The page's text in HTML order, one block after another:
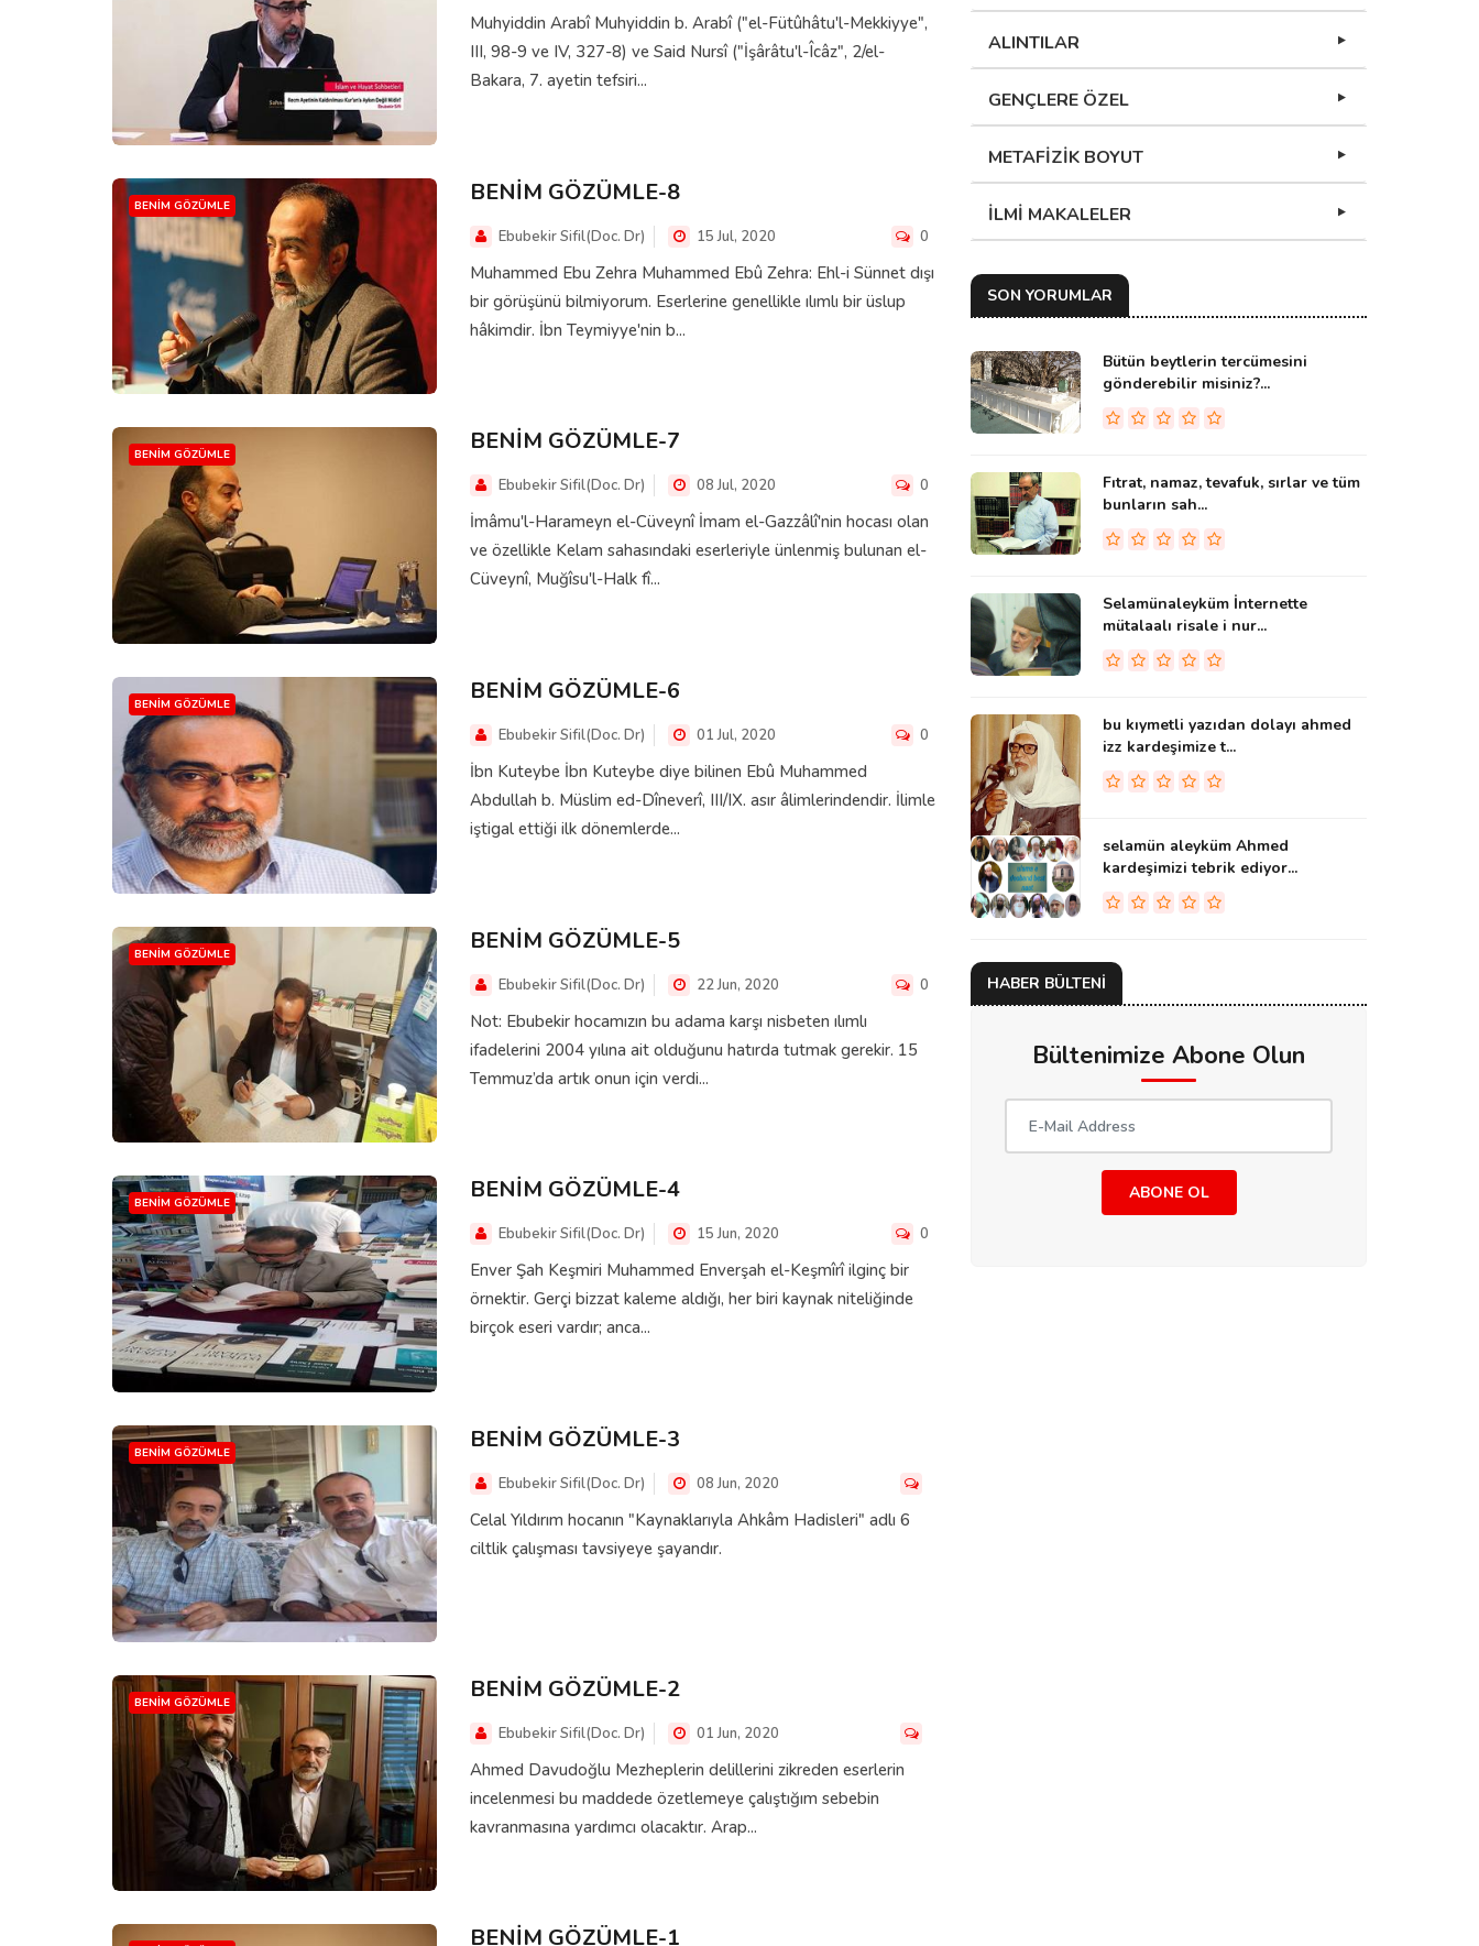
Muhyiddin Arabî Muhyiddin b. Arabî ("el-Fütûhâtu'l-Mekkiyye",
III, 98-9 ve IV, 327-8) ve Said Nursî ("İşârâtu'l-Îcâz", 2/el-
Bakara, 7. ayetin tefsiri...
BENIM GÖZÜMLE BENİM GÖZÜMLE-8
Ebubekir Sifil(Doc. Dr) 15 Jul, 2020 0
Muhammed Ebu Zehra Muhammed Ebû Zehra: Ehl-i Sünnet dışı
bir görüşünü bilmiyorum. Eserlerine genellikle ılımlı bir üslup
hâkimdir. İbn Teymiyye'nin b...
BENIM GÖZÜMLE BENİM GÖZÜMLE-7
Ebubekir Sifil(Doc. Dr) 08 Jul, 2020 0
İmâmu'l-Harameyn el-Cüveynî İmam el-Gazzâlî'nin hocası olan
ve özellikle Kelam sahasındaki eserleriyle ünlenmiş bulunan el-
Cüveynî, Muğîsu'l-Halk fî...
BENIM GÖZÜMLE BENİM GÖZÜMLE-6
Ebubekir Sifil(Doc. Dr) 01 Jul, 2020 0
İbn Kuteybe İbn Kuteybe diye bilinen Ebû Muhammed
Abdullah b. Müslim ed-Dîneverî, III/IX. asır âlimlerindendir. İlimle
iştigal ettiği ilk dönemlerde...
BENIM GÖZÜMLE BENİM GÖZÜMLE-5
Ebubekir Sifil(Doc. Dr) 22 Jun, 2020 0
Not: Ebubekir hocamızın bu adama karşı nisbeten ılımlı
ifadelerini 2004 yılına ait olduğunu hatırda tutmak gerekir. 15
Temmuz’da artık onun için verdi...
BENIM GÖZÜMLE BENİM GÖZÜMLE-4
Ebubekir Sifil(Doc. Dr) 15 Jun, 2020 0
Enver Şah Keşmiri Muhammed Enverşah el-Keşmîrî ilginç bir
örnektir. Gerçi bizzat kaleme aldığı, her biri kaynak niteliğinde
birçok eseri vardır; anca...
BENIM GÖZÜMLE BENİM GÖZÜMLE-3
Ebubekir Sifil(Doc. Dr) 08 Jun, 2020
Celal Yıldırım hocanın "Kaynaklarıyla Ahkâm Hadisleri" adlı 6
ciltlik çalışması tavsiyeye şayandır.
BENIM GÖZÜMLE BENİM GÖZÜMLE-2
Ebubekir Sifil(Doc. Dr) 01 Jun, 2020
Ahmed Davudoğlu Mezheplerin delillerini zikreden eserlerin
incelenmesi bu maddede özetlemeye çalıştığım sebebin
kavranmasına yardımcı olacaktır. Arap...
BENİM GÖZÜMLE-1
ALINTILAR
GENÇLERE ÖZEL
METAFİZİK BOYUT
İLMİ MAKALELER
SON YORUMLAR
Bütün beytlerin tercümesini
gönderebilir misiniz?...
Fıtrat, namaz, tevafuk, sırlar ve tüm
bunların sah...
Selamünaleyküm İnternette
mütalaalı risale i nur...
bu kıymetli yazıdan dolayı ahmed
izz kardeşimize t...
selamün aleyküm Ahmed
kardeşimizi tebrik ediyor...
HABER BÜLTENİ
Bültenimize Abone Olun
ABONE OL